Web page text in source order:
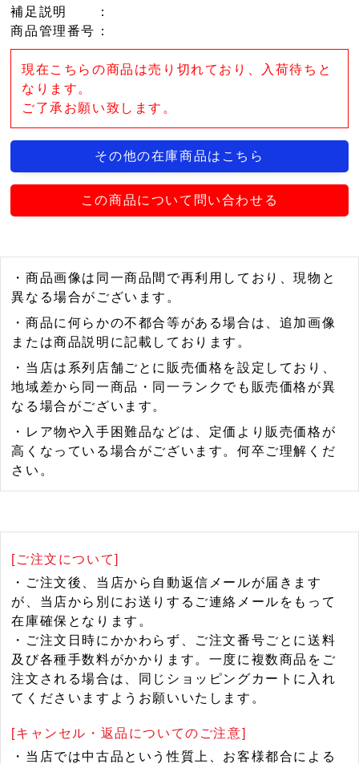
補足説明
：
商品管理番号 ：
現在こちらの商品は売り切れており、入荷待ちと
なります。
ご了承お願い致します。
その他の在庫商品はこちら
この商品について問い合わせる
・商品画像は同一商品間で再利用しており、現物と
異なる場合がございます。
・商品に何らかの不都合等がある場合は、追加画像
または商品説明に記載しております。
・当店は系列店舗ごとに販売価格を設定しており、
地域差から同一商品・同一ランクでも販売価格が異
なる場合がございます。
・レア物や入手困難品などは、定価より販売価格が
高くなっている場合がございます。何卒ご理解くだ
さい。
[ご注文について]
・ご注文後、当店から自動返信メールが届きます
が、当店から別にお送りするご連絡メールをもって
在庫確保となります。
・ご注文日時にかかわらず、ご注文番号ごとに送料
及び各種手数料がかかります。一度に複数商品をご
注文される場合は、同じショッピングカートに入れ
てくださいますようお願いいたします。
[キャンセル・返品についてのご注意]
・当店では中古品という性質上、お客様都合による